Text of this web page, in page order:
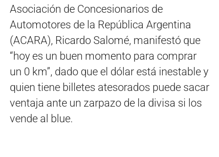
Asociación de Concesionarios de
Automotores de la República Argentina
(ACARA), Ricardo Salomé, manifestó que
“hoy es un buen momento para comprar
un 0 km”, dado que el dólar está inestable y
quien tiene billetes atesorados puede sacar
ventaja ante un zarpazo de la divisa si los
vende al blue.